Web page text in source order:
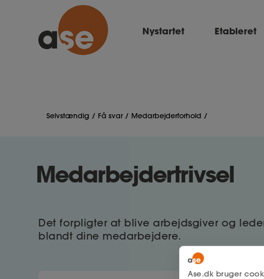
Nystartet Etableret
Selvstændig Få svar Medarbejderforhold
Medarbejdertrivsel
Det forpligter at blive arbejdsgiver og
blandt dine medarbejdere.
Ase.dk bruger